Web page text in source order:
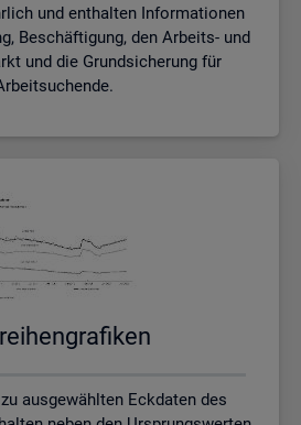
und enthalten Informationen
Beschäftigung, den Arbeits- und
und die Grundsicherung für
ausgewählten Eckdaten des